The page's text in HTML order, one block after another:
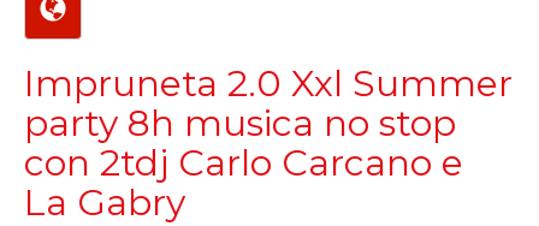
Impruneta 2.0 Xxl Summer
party 8h musica no stop
con 2tdj Carlo Carcano e
La Gabry